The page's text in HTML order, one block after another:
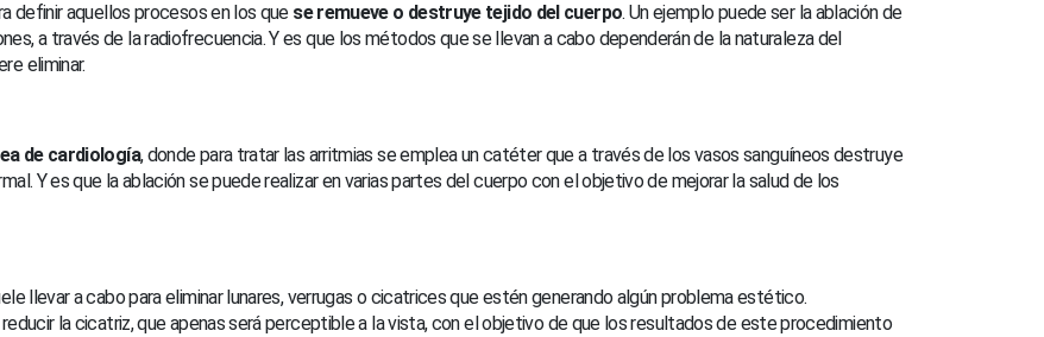
definir aquellos procesos en los que se remueve o destruye tejido del cuerpo. Un ejemplo puede ser la ablación de
a través de la radiofrecuencia. Y es que los métodos que se llevan a cabo dependerán de la naturaleza del
eliminar.
de cardiología, donde para tratar las arritmias se emplea un catéter que a través de los vasos sanguíneos destruye
Y es que la ablación se puede realizar en varias partes del cuerpo con el objetivo de mejorar la salud de los
llevar a cabo para eliminar lunares, verrugas o cicatrices que estén generando algún problema estético.
la cicatriz, que apenas será perceptible a la vista, con el objetivo de que los resultados de este procedimiento